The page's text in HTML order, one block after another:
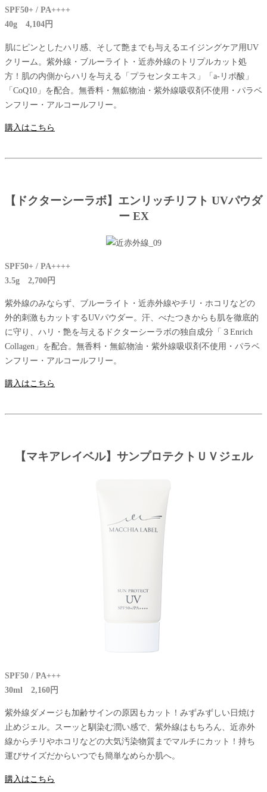
SPF50+ / PA++++
40g 4,104円
肌にピンとしたハリ感、そして艶までも与えるエイジングケア用UV
クリーム。紫外線・ブルーライト・近赤外線のトリプルカット処
方！肌の内側からハリを与える「プラセンタエキス」「a-リポ酸」
「CoQ10」を配合。無香料・無鉱物油・紫外線吸収剤不使用・パラベ
ンフリー・アルコールフリー。
購入はこちら
【ドクターシーラボ】エンリッチリフト UVパウダ
ー EX
SPF50+ / PA++++
3.5g 2,700円
紫外線のみならず、ブルーライト・近赤外線やチリ・ホコリなどの
外的刺激もカットするUVパウダー。汗、べたつきからも肌を徹底的
に守り、ハリ・艶を与えるドクターシーラボの独自成分「３Enrich
Collagen」を配合。無香料・無鉱物油・紫外線吸収剤不使用・パラベ
ンフリー・アルコールフリー。
購入はこちら
【マキアレイベル】サンプロテクトＵＶジェル
SPF50 / PA+++
30ml 2,160円
紫外線ダメージも加齢サインの原因もカット！みずみずしい日焼け
止めジェル。スーッと馴染む潤い感で、紫外線はもちろん、近赤外
線からチリやホコリなどの大気汚染物質までマルチにカット！持ち
運びサイズだからいつでも簡単なめらか肌へ。
購入はこちら